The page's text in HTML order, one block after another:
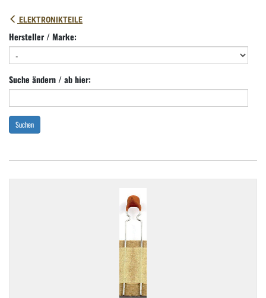
ELEKTRONIKTEILE
Hersteller / Marke:
Suche ändern / ab hier:
Suchen